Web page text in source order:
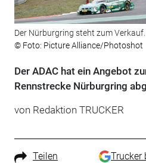
Der Nürburgring steht zum
© Foto: Picture Alliance/Photoshot
Der ADAC hat ein Angebot
Rennstrecke Nürburgring
von Redaktion TRUCKER
Teilen Trucker